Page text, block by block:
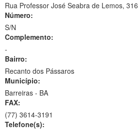
Rua Professor José Seabra de Lemos, 316
Número:
S/N
Complemento:
-
Bairro:
Recanto dos Pássaros
Município:
Barreiras - BA
FAX:
(77) 3614-3191
Telefone(s):